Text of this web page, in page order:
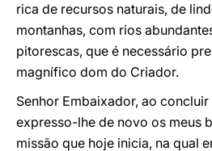
rica de recursos naturais, de
montanhas, com rios
pitorescas, que é necessário
magnífico dom do Criador.
Senhor Embaixador, ao
expresso-lhe de novo os meus
missão que hoje inicia, na qual